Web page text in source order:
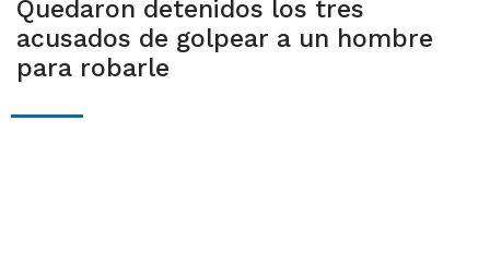
Quedaron detenidos los tres
acusados de golpear a un hombre
para robarle